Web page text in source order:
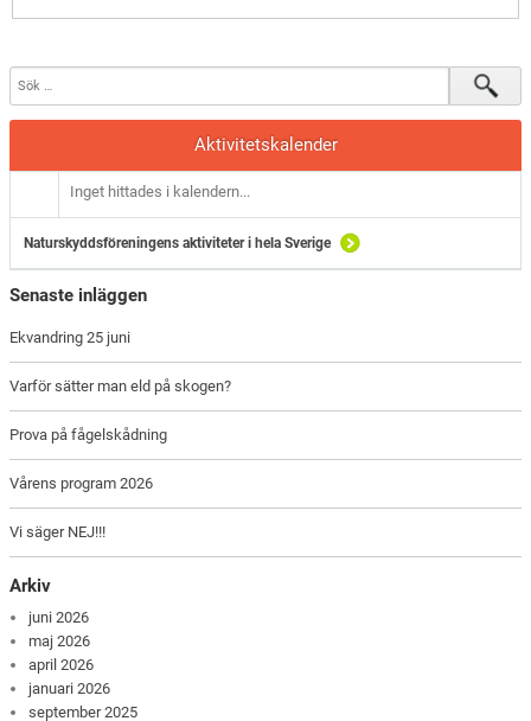
Aktivitetskalender
Inget hittades i kalendern...
Naturskyddsföreningens aktiviteter i hela Sverige
Senaste inläggen
Ekvandring 25 juni
Varför sätter man eld på skogen?
Prova på fågelskådning
Vårens program 2026
Vi säger NEJ!!!
Arkiv
juni 2026
maj 2026
april 2026
januari 2026
september 2025